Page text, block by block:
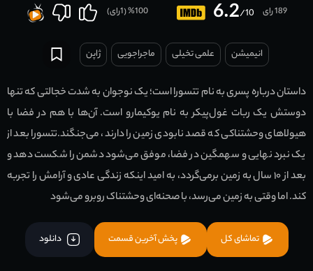
6.2/10 189 رای 100
% (
1رای)
انیمیشن علمی تخیلی ماجراجویی ژاپن
داستان درباره پسری به نام تتسورا است؛ یک نوجوان به شدت خجالتی که تنها
دوستش یک ربات غول‌پیکر به نام یوکیمارو است. آن‌ها با هم در فضا با
هیولاهای وحشتناکی که قصد نابودی زمین را دارند، می‌جنگند.تتسورا بعد از
یک نبرد نهایی و سهمگین در فضا، موفق می‌شود دشمن را شکست دهد و
بعد از ۱۰ سال به زمین برمی‌گردد، به امید اینکه زندگی عادی و آرامش را تجربه
کند. اما وقتی به زمین می‌رسد، با صحنه‌ای وحشتناک روبرو می‌شود
تماشای کل پخش آخرین قسمت دانلود